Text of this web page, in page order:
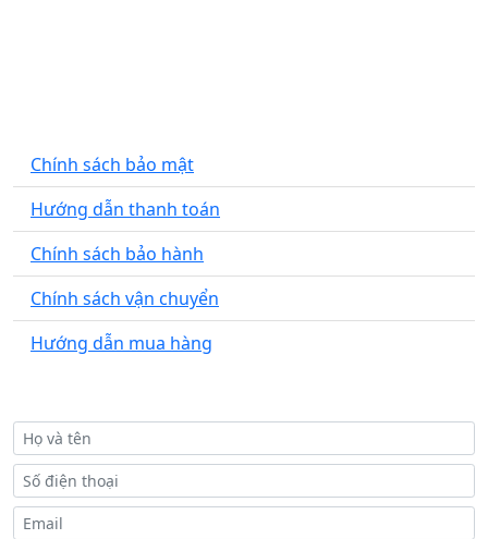
Chính sách bảo mật
Hướng dẫn thanh toán
Chính sách bảo hành
Chính sách vận chuyển
Hướng dẫn mua hàng